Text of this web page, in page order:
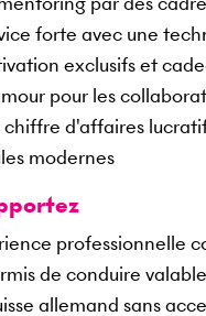
forte avec une
exclusifs et
pour les
chiffre d'affaires
modernes
professionnelle
de conduire valable
allemand sans